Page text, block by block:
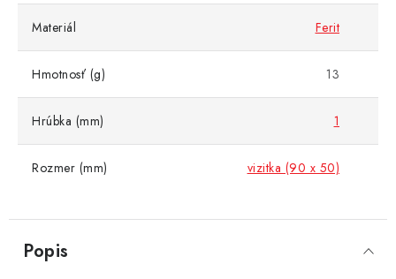
Popis
Materiál Ferit
Hmotnosť (g) 13
Hrúbka (mm) 1
Rozmer (mm) vizitka (90 x 50)